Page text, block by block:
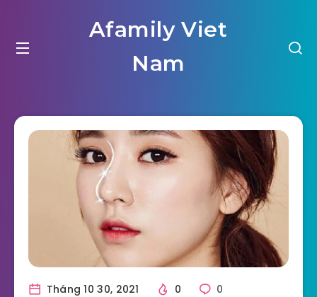
Afamily Viet
Nam
Tháng 10 30, 2021 0 0